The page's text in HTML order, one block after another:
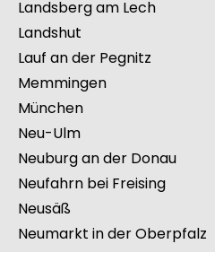
Kempten (Allgäu)
Kitzingen
Königsbrunn
Landsberg am Lech
Landshut
Lauf an der Pegnitz
Memmingen
München
Neu-Ulm
Neuburg an der Donau